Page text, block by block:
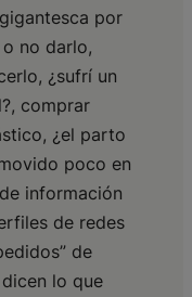
por
no darlo,
¿sufrí un
comprar
¿el parto
poco en
información
de redes
de
lo que